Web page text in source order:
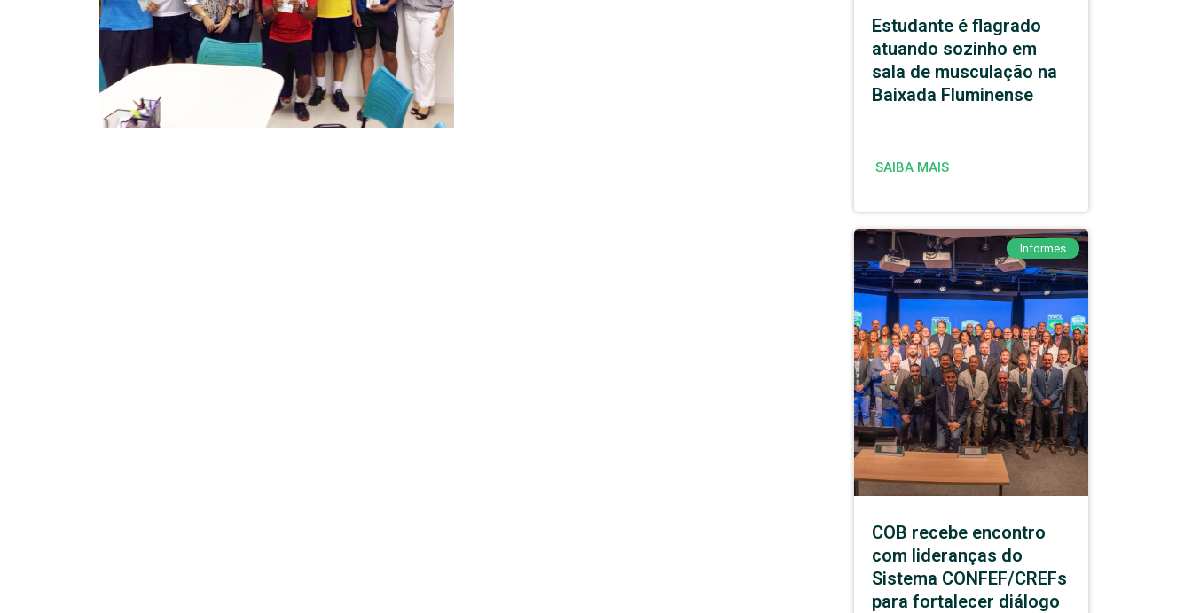
Estudante é flagrado
atuando sozinho em
sala de musculação na
Baixada Fluminense
SAIBA MAIS
Informes
COB recebe encontro
com lideranças do
Sistema CONFEF/CREFs
para fortalecer diálogo